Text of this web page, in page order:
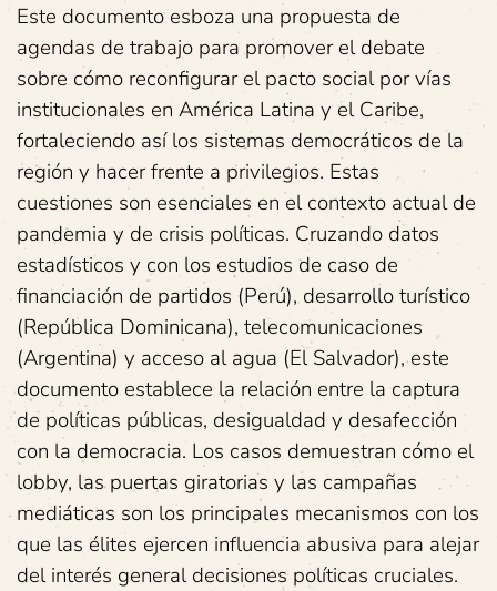
Este documento esboza una propuesta de
agendas de trabajo para promover el debate
sobre cómo reconfigurar el pacto social por vías
institucionales en América Latina y el Caribe,
fortaleciendo así los sistemas democráticos de la
región y hacer frente a privilegios. Estas
cuestiones son esenciales en el contexto actual de
pandemia y de crisis políticas. Cruzando datos
estadísticos y con los estudios de caso de
financiación de partidos (Perú), desarrollo turístico
(República Dominicana), telecomunicaciones
(Argentina) y acceso al agua (El Salvador), este
documento establece la relación entre la captura
de políticas públicas, desigualdad y desafección
con la democracia. Los casos demuestran cómo el
lobby, las puertas giratorias y las campañas
mediáticas son los principales mecanismos con los
que las élites ejercen influencia abusiva para alejar
del interés general decisiones políticas cruciales.